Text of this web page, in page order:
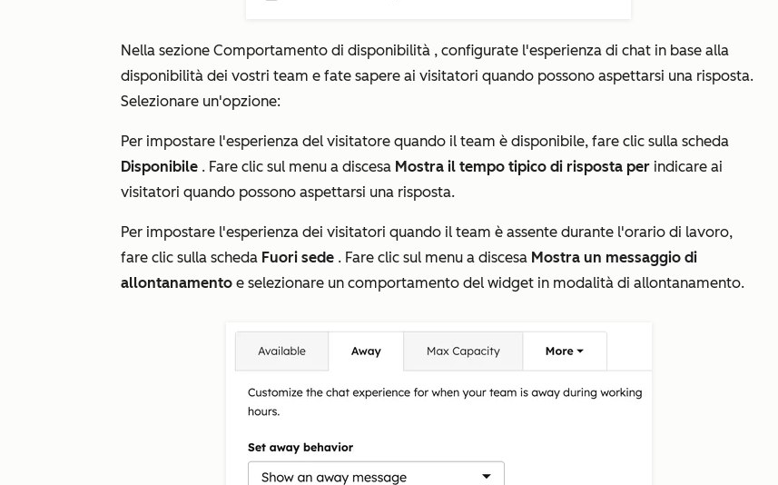
Nella sezione Comportamento di disponibilità , configurate l'esperienza di chat in base alla
disponibilità dei vostri team e fate sapere ai visitatori quando possono aspettarsi una risposta.
Selezionare un'opzione:
Per impostare l'esperienza del visitatore quando il team è disponibile, fare clic sulla scheda
Disponibile . Fare clic sul menu a discesa Mostra il tempo tipico di risposta per indicare ai
visitatori quando possono aspettarsi una risposta.
Per impostare l'esperienza dei visitatori quando il team è assente durante l'orario di lavoro,
fare clic sulla scheda Fuori sede . Fare clic sul menu a discesa Mostra un messaggio di
allontanamento e selezionare un comportamento del widget in modalità di allontanamento.